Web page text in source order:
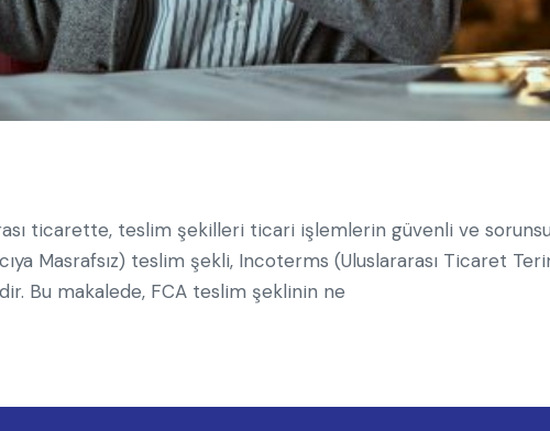
ticarette, teslim şekilleri ticari işlemlerin güvenli ve
Masrafsız) teslim şekli, Incoterms (Uluslararası Ticaret
Bu makalede, FCA teslim şeklinin ne